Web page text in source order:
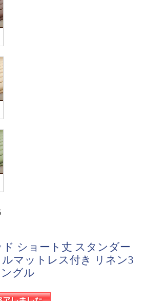
ド ショート丈 スタンダー
マットレス付き リネン3
グル